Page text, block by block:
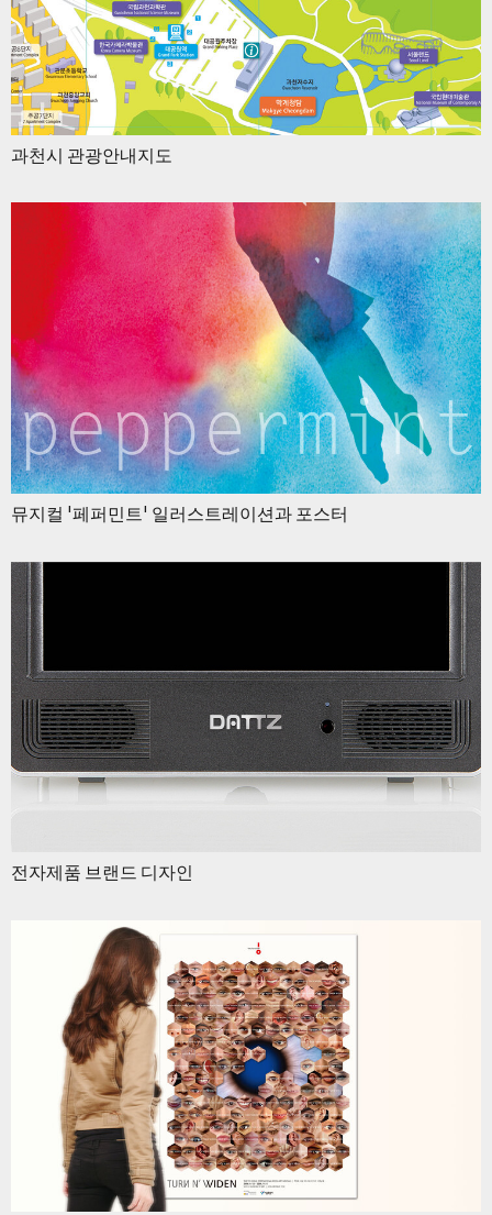
과천시 관광안내지도
뮤지컬 '페퍼민트' 일러스트레이션과 포스터
전자제품 브랜드 디자인